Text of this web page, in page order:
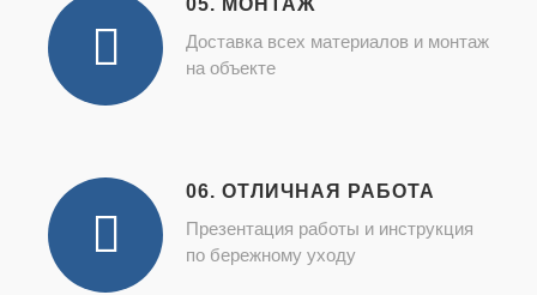
05. МОНТАЖ
Доставка всех материалов и монтаж
на объекте
06. ОТЛИЧНАЯ РАБОТА
Презентация работы и инструкция
по бережному уходу